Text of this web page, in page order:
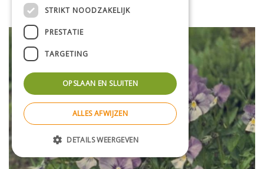
STRIKT NOODZAKELIJK
PRESTATIE
TARGETING
OPSLAAN EN SLUITEN
ALLES AFWIJZEN
DETAILS WEERGEVEN